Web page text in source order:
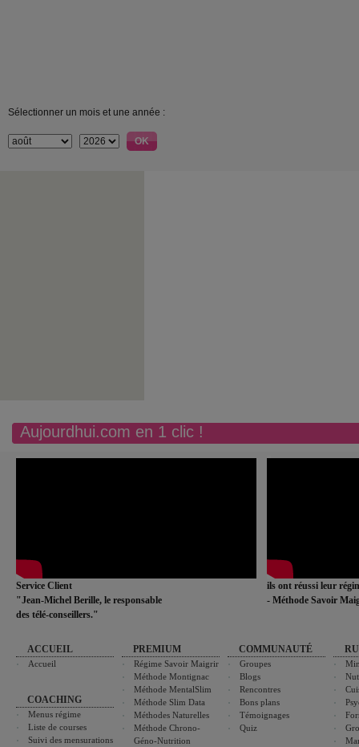
Sélectionner un mois et une année :
Aujourdhui.com en 1 clic !
Service Client
"Jean-Michel Berille, le responsable
des télé-conseillers."
ils ont réussi leur
- Méthode Savoir
ACCUEIL
Accueil
COACHING
Menus régime
Liste de courses
Suivi des mensurations
PREMIUM
Régime Savoir Maigrir
Méthode Montignac
Méthode MentalSlim
Méthode Slim Data
Méthodes Naturelles
Méthode Chrono-
Géno-Nutrition
COMMUNAUTÉ
Groupes
Blogs
Rencontres
Bons plans
Témoignages
Quiz